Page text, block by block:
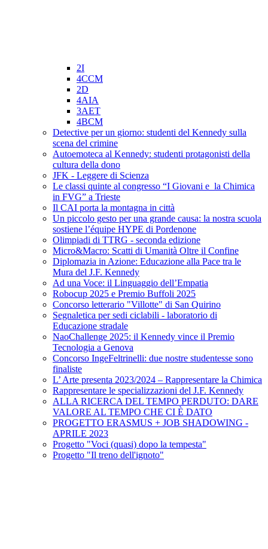
2I
4CCM
2D
4AIA
3AET
4BCM
Detective per un giorno: studenti del Kennedy sulla
scena del crimine
Autoemoteca al Kennedy: studenti protagonisti della
cultura della dono
JFK - Leggere di Scienza
Le classi quinte al congresso “I Giovani e la Chimica
in FVG” a Trieste
Il CAI porta la montagna in città
Un piccolo gesto per una grande causa: la nostra scuola
sostiene l’équipe HYPE di Pordenone
Olimpiadi di TTRG - seconda edizione
Micro&Macro: Scatti di Umanità Oltre il Confine
Diplomazia in Azione: Educazione alla Pace tra le
Mura del J.F. Kennedy
Ad una Voce: il Linguaggio dell’Empatia
Robocup 2025 e Premio Buffoli 2025
Concorso letterario "Villotte" di San Quirino
Segnaletica per sedi ciclabili - laboratorio di
Educazione stradale
NaoChallenge 2025: il Kennedy vince il Premio
Tecnologia a Genova
Concorso IngeFeltrinelli: due nostre studentesse sono
finaliste
L’ Arte presenta 2023/2024 – Rappresentare la Chimica
Rappresentare le specializzazioni del J.F. Kennedy
ALLA RICERCA DEL TEMPO PERDUTO: DARE
VALORE AL TEMPO CHE CI È DATO
PROGETTO ERASMUS + JOB SHADOWING -
APRILE 2023
Progetto "Voci (quasi) dopo la tempesta"
Progetto "Il treno dell'ignoto"